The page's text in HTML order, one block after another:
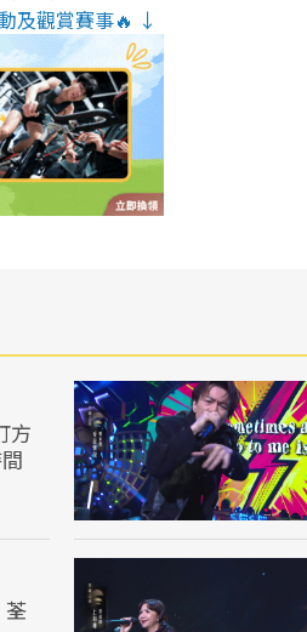
及觀賞賽事🔥 ↓
方
荃